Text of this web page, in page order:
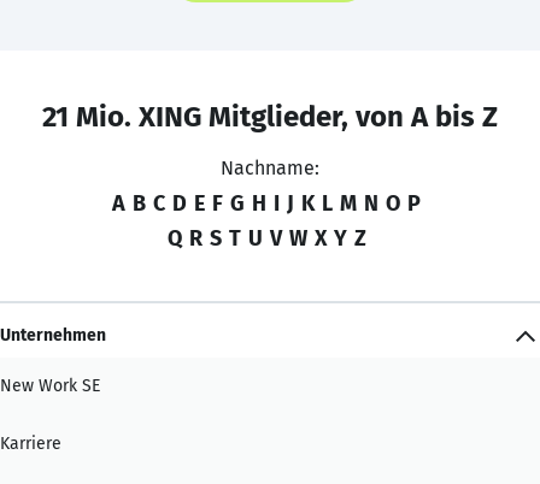
21 Mio. XING Mitglieder, von A bis Z
Nachname:
A B C D E F G H I J K L M N O P
Q R S T U V W X Y Z
Unternehmen
New Work SE
Karriere